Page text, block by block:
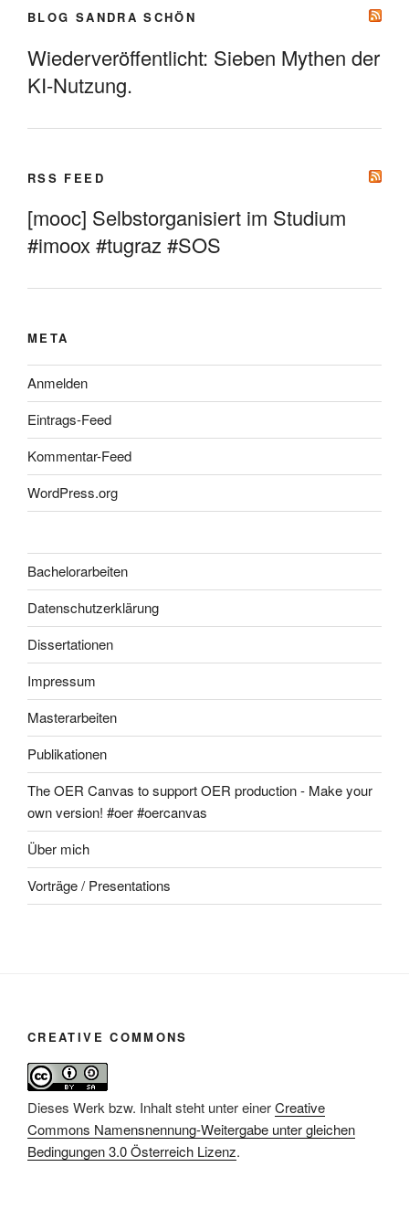
BLOG SANDRA SCHÖN
Wiederveröffentlicht: Sieben Mythen der
KI-Nutzung.
RSS FEED
[mooc] Selbstorganisiert im Studium
#imoox #tugraz #SOS
META
Anmelden
Eintrags-Feed
Kommentar-Feed
WordPress.org
Bachelorarbeiten
Datenschutzerklärung
Dissertationen
Impressum
Masterarbeiten
Publikationen
The OER Canvas to support OER production - Make your
own version! #oer #oercanvas
Über mich
Vorträge / Presentations
CREATIVE COMMONS
Dieses Werk bzw. Inhalt steht unter einerCreative
Commons Namensnennung-Weitergabe unter gleichen
Bedingungen 3.0 Österreich Lizenz.